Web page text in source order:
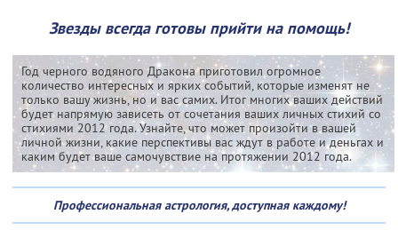
Звезды всегда готовы прийти на помощь!
Год черного водяного Дракона приготовил огромное
количество интересных и ярких событий, которые изменят не
только вашу жизнь, но и вас самих. Итог многих ваших действий
будет напрямую зависеть от сочетания ваших личных стихий со
стихиями 2012 года. Узнайте, что может произойти в вашей
личной жизни, какие перспективы вас ждут в работе и деньгах и
каким будет ваше самочувствие на протяжении 2012 года.
Профессиональная астрология, доступная каждому!